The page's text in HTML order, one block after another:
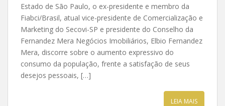
Estado de São Paulo, o ex-presidente e membro da
Fiabci/Brasil, atual vice-presidente de Comercialização e
Marketing do Secovi-SP e presidente do Conselho da
Fernandez Mera Negócios Imobiliários, Elbio Fernandez
Mera, discorre sobre o aumento expressivo do
consumo da população, frente a satisfação de seus
desejos pessoais, […]
LEIA MAIS